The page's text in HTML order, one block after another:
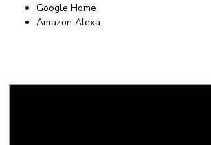
Google Home
Amazon Alexa